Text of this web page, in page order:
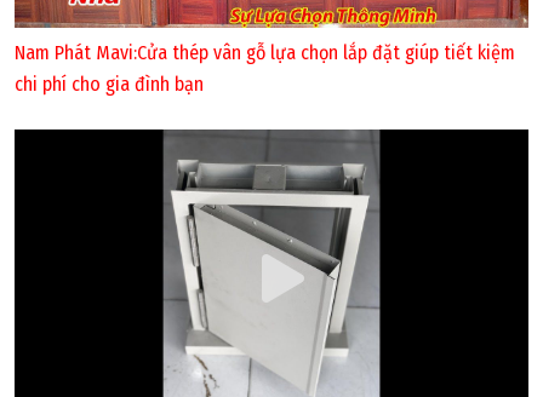
Nam Phát Mavi:Cửa thép vân gỗ lựa chọn lắp đặt giúp tiết kiệm
chi phí cho gia đình bạn